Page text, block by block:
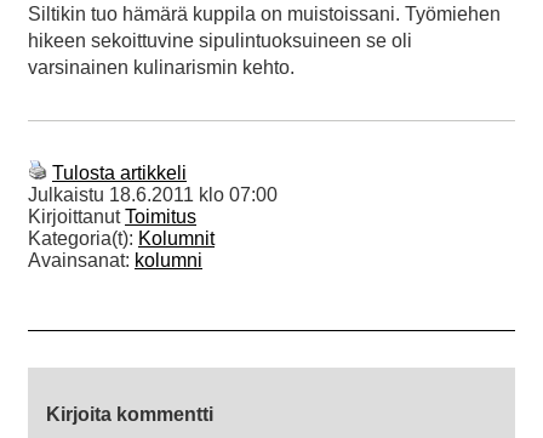
Siltikin tuo hämärä kuppila on muistoissani. Työmiehen
hikeen sekoittuvine sipulintuoksuineen se oli
varsinainen kulinarismin kehto.
Tulosta artikkeli
Julkaistu 18.6.2011 klo 07:00
KirjoittanutToimitus
Kategoria(t): Kolumnit
Avainsanat: kolumni
Kirjoita kommentti